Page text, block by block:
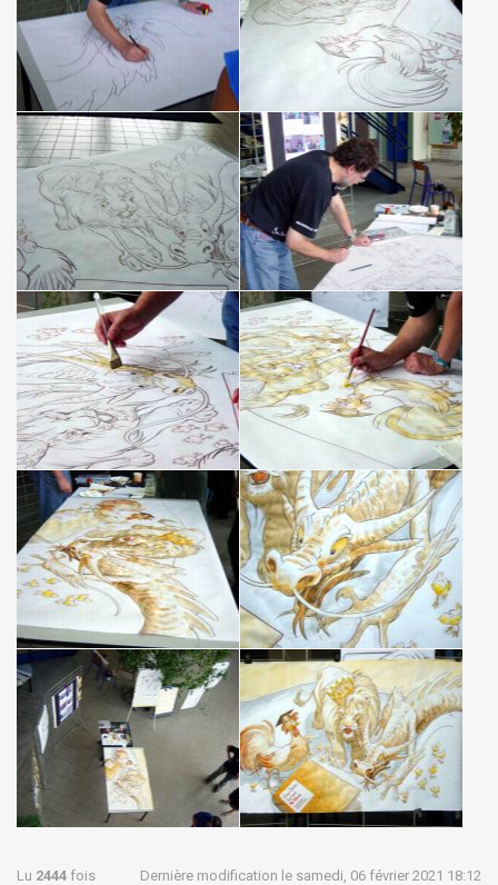
Lu 2444 fois Dernière modification le samedi, 06 février 2021 18:12